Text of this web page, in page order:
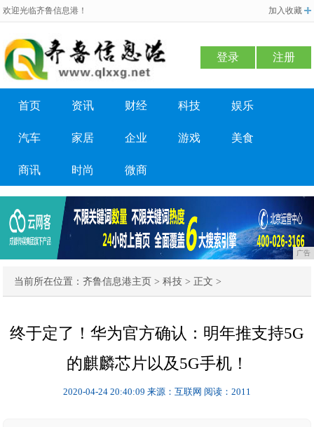
欢迎光临齐鲁信息港！ 加入收藏
登录 注册
首页 资讯 财经 科技 娱乐
汽车 家居 企业 游戏 美食
商讯 时尚 微商
广告
当前所在位置：齐鲁信息港主页 >科技 > 正文 >
终于定了！华为官方确认：明年推支持5G
的麒麟芯片以及5G手机！
2020-04-24 20:40:09 来源：互联网 阅读：2011